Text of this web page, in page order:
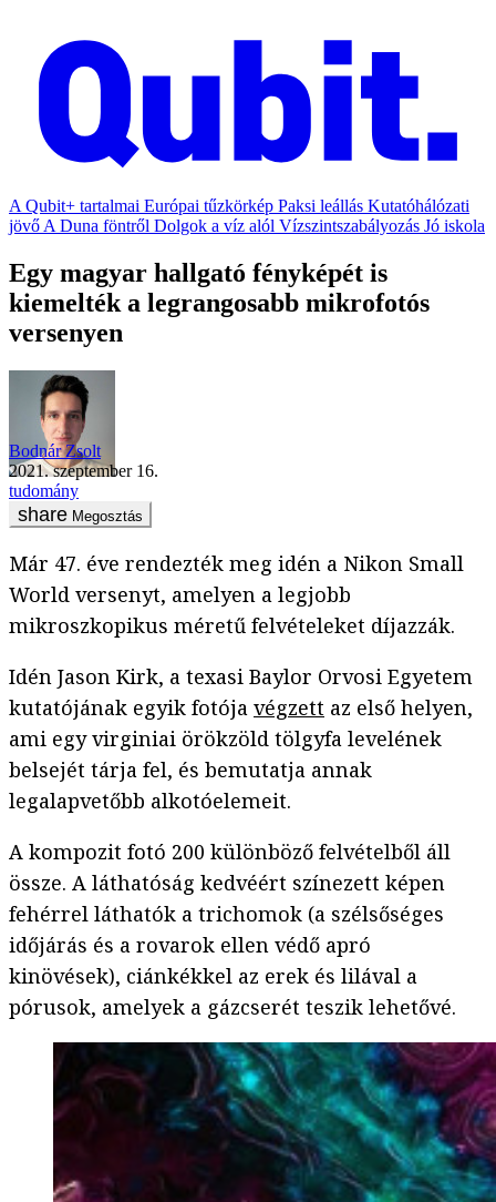
A Qubit+ tartalmai Európai tűzkörkép Paksi leállás Kutatóhálózati
jövő A Duna föntről Dolgok a víz alól Vízszintszabályozás Jó iskola
Egy magyar hallgató fényképét is
kiemelték a legrangosabb mikrofotós
versenyen
Bodnár Zsolt
2021. szeptember 16.
tudomány
Megosztás
Már 47. éve rendezték meg idén a Nikon Small
World versenyt, amelyen a legjobb
mikroszkopikus méretű felvételeket díjazzák.
Idén Jason Kirk, a texasi Baylor Orvosi Egyetem
kutatójának egyik fotója végzett az első helyen,
ami egy virginiai örökzöld tölgyfa levelének
belsejét tárja fel, és bemutatja annak
legalapvetőbb alkotóelemeit.
A kompozit fotó 200 különböző felvételből áll
össze. A láthatóság kedvéért színezett képen
fehérrel láthatók a trichomok (a szélsőséges
időjárás és a rovarok ellen védő apró
kinövések), ciánkékkel az erek és lilával a
pórusok, amelyek a gázcserét teszik lehetővé.